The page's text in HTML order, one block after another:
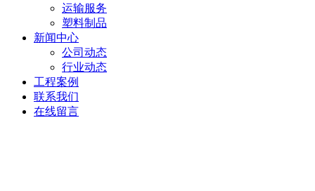
运输服务
塑料制品
新闻中心
公司动态
行业动态
工程案例
联系我们
在线留言